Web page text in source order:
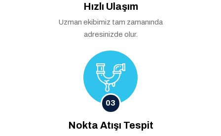
Hızlı Ulaşım
Uzman ekibimiz tam zamanında
adresinizde olur.
03
Nokta Atışı Tespit